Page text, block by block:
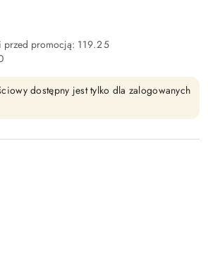
przed promocją: 119.25
dostępny jest tylko dla zalogowanych